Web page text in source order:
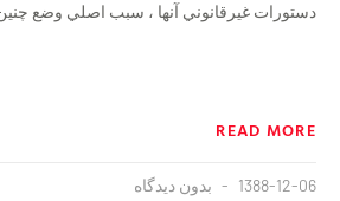
دستورات غيرقانوني آنها ، سبب اصلي وضع
READ MORE
1388-12-06 بدون دیدگاه